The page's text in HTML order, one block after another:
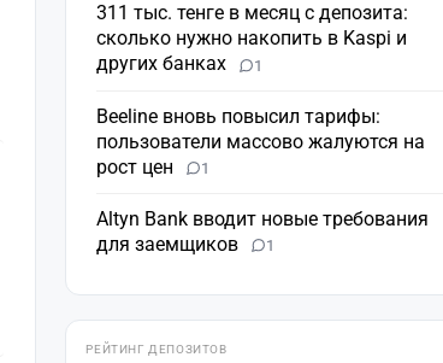
311 тыс. тенге в месяц с депозита:
сколько нужно накопить в Kaspi и
других банках
1
Beeline вновь повысил тарифы:
пользователи массово жалуются на
рост цен
1
Altyn Bank вводит новые требования
для заемщиков
1
РЕЙТИНГ ДЕПОЗИТОВ